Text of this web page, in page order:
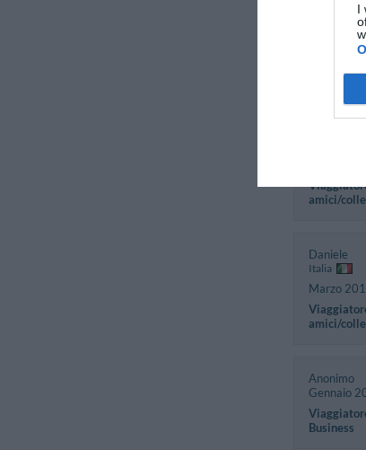
I
Aprile
amici/
amici/
Daniele
Italia
Marzo
amici/
Anonimo
Gennaio
Business